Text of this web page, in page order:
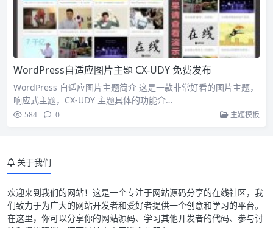
WordPress自适应图片主题 CX-UDY 免费发布
WordPress 自适应图片主题简介 这是一款非常好看的图片主题，
响应式主题，CX-UDY 主题具体的功能介…
584 0 主题模板
关于我们
欢迎来到我们的网站！这是一个专注于网站源码分享的在线社区，我
们致力于为广大的网站开发者和爱好者提供一个创意和学习的平台。
在这里，你可以分享你的网站源码、学习其他开发者的代码、参与讨